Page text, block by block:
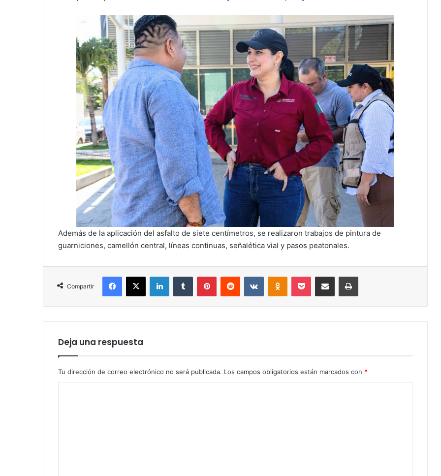
Además de la aplicación del asfalto de siete centímetros, se realizaron trabajos de pintura de
guarniciones, camellón central, líneas continuas, señalética vial y pasos peatonales.
Compartir
Facebook
X LinkedInTumblr PinterestReddit VKontakteOdnoklassniki
Pocket Compartir por correo electrónicoImprimir
Deja una respuesta
Tu dirección de correo electrónico no será publicada. Los campos obligatorios están marcados con *